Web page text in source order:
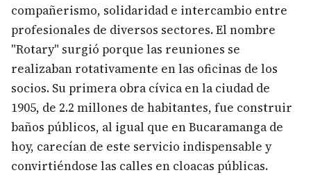
compañerismo, solidaridad e intercambio entre
profesionales de diversos sectores. El nombre
"Rotary" surgió porque las reuniones se
realizaban rotativamente en las oficinas de los
socios. Su primera obra cívica en la ciudad de
1905, de 2.2 millones de habitantes, fue construir
baños públicos, al igual que en Bucaramanga de
hoy, carecían de este servicio indispensable y
convirtiéndose las calles en cloacas públicas.